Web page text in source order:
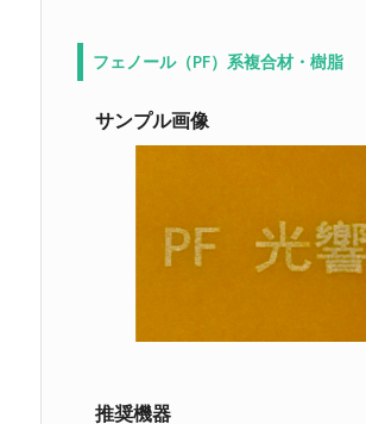
フェノール（PF）系複合材・樹脂
サンプル画像
推奨機器